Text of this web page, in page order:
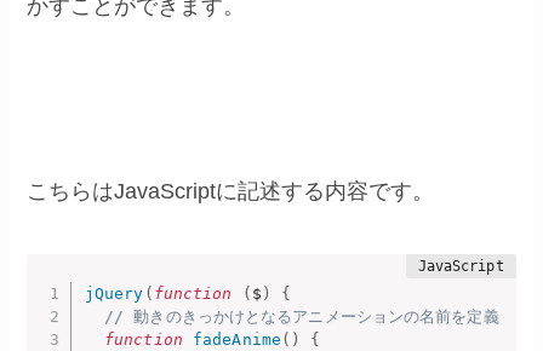
かすことができます。
こちらはJavaScriptに記述する内容です。
jQuery ( function ( $ )
{
// 動きのきっかけとなるアニメーションの名前を定義
function
fadeAnime ( )
{